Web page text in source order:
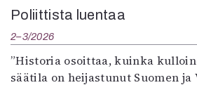
Poliittista luentaa
2–3/2026
”Historia osoittaa, kuinka
säätila on heijastunut Suomen ja